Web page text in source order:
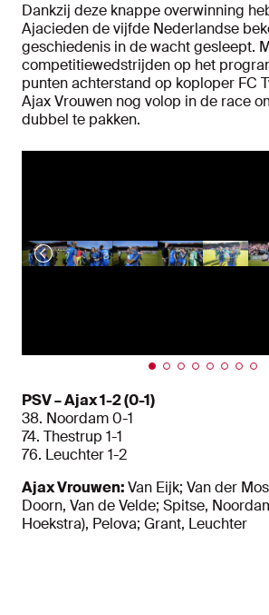
Dankzij deze knappe overwinning
Ajacieden de vijfde Nederlandse
geschiedenis in de wacht gesleept.
competitiewedstrijden op het
punten achterstand op koploper FC
Ajax Vrouwen nog volop in de race
dubbel te pakken.
PSV – Ajax 1-2 (0-1)
38. Noordam 0-1
74. Thestrup 1-1
76. Leuchter 1-2
Ajax Vrouwen:Van Eijk; Van der
Doorn, Van de Velde; Spitse,
Hoekstra), Pelova; Grant, Leuchter